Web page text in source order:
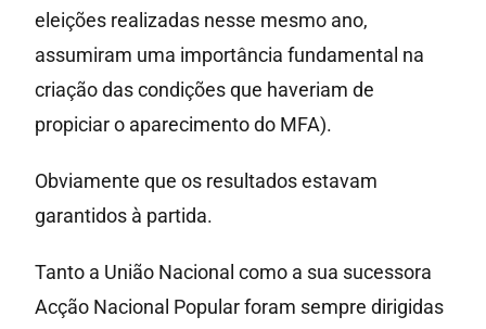
eleições realizadas nesse mesmo ano,
assumiram uma importância fundamental na
criação das condições que haveriam de
propiciar o aparecimento do MFA).
Obviamente que os resultados estavam
garantidos à partida.
Tanto a União Nacional como a sua sucessora
Acção Nacional Popular foram sempre dirigidas